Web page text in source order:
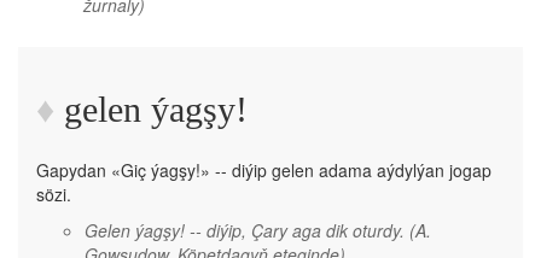
žurnaly)
gelen ýagşy!
Gapydan «Giç ýagşy!» -- diýip gelen adama aýdylýan jogap
sözi.
Gelen ýagşy! -- diýip, Çary aga dik oturdy. (A.